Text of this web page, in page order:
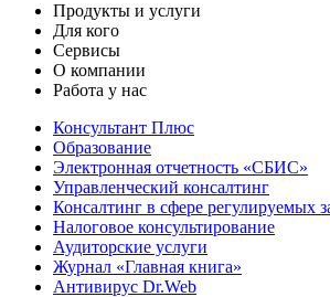
Продукты и услуги
Для кого
Сервисы
О компании
Работа у нас
Консультант Плюс
Образование
Электронная отчетность «СБИС»
Управленческий консалтинг
Консалтинг в сфере регулируемых
Налоговое консультирование
Аудиторские услуги
Журнал «Главная книга»
Антивирус Dr.Web